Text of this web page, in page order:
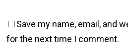
Save my name, email, and
for the next time I comment.